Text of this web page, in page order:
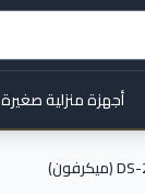
أجهزة منزلية صغيرة